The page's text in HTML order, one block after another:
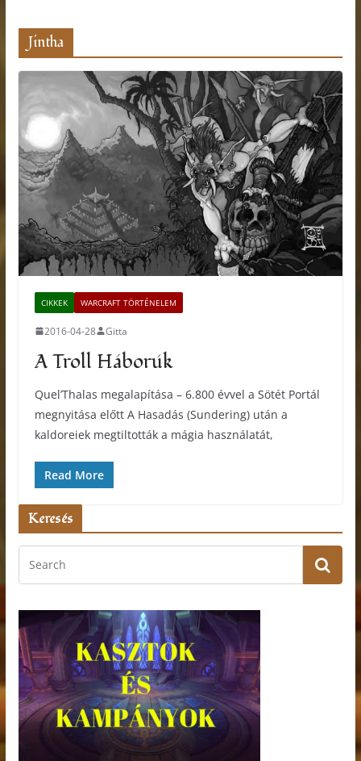
Jintha
CIKKEK WARCRAFT TÖRTÉNELEM
2016-04-28 Gitta
A Troll Háborúk
Quel’Thalas megalapítása – 6.800 évvel a Sötét Portál
megnyitása előtt A Hasadás (Sundering) után a
kaldoreiek megtiltották a mágia használatát,
Read More
Keresés